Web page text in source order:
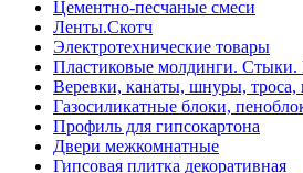
Цементно-песчаные смеси
Ленты.Скотч
Электротехнические товары
Пластиковые молдинги. Стыки.
Веревки, канаты, шнуры, троса,
Газосиликатные блоки,
Профиль для гипсокартона
Двери межкомнатные
Гипсовая плитка декоративная